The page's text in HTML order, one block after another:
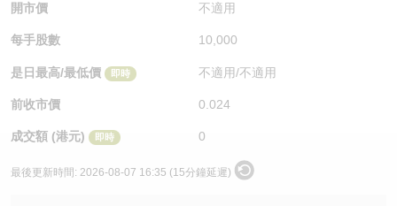
開市價 不適用
每手股數 10,000
是日最高/最低價 即時 不適用/不適用
前收市價 0.024
成交額 (港元) 即時 0
最後更新時間: 2026-08-07 16:35 (15分鐘延遲)
認股證速算機
認股證/牛熊證日誌
認股證文件及公告
已收回牛熊證剩餘價值
牛熊證到期結算價查詢
牛熊證分析儀
三十大平均引伸波幅
相關資產沽空
中資ETFs溢價比較
AH 股價對照
認股證牛熊證常問問題